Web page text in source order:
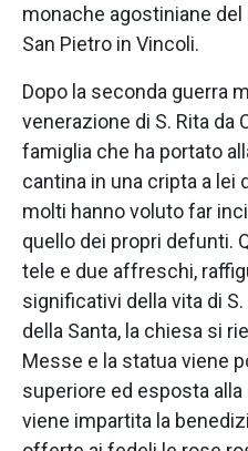
monache agostiniane
San Pietro in Vincoli.
Dopo la seconda guerra
venerazione di S. Rita da
famiglia che ha portato
cantina in una cripta a lei
molti hanno voluto far
quello dei propri defunti.
tele e due affreschi,
significativi della vita di
della Santa, la chiesa si
Messe e la statua viene
superiore ed esposta
viene impartita la